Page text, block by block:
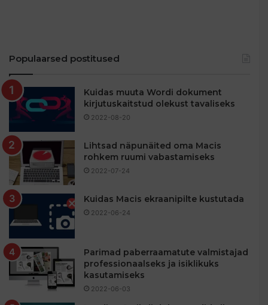
Populaarsed postitused
Kuidas muuta Wordi dokument
kirjutuskaitstud olekust tavaliseks
2022-08-20
Lihtsad näpunäited oma Macis
rohkem ruumi vabastamiseks
2022-07-24
Kuidas Macis ekraanipilte kustutada
2022-06-24
Parimad paberraamatute valmistajad
professionaalseks ja isiklikuks
kasutamiseks
2022-06-03